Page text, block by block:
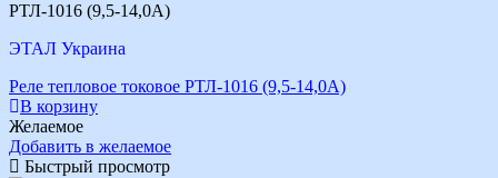
РТЛ-1016 (9,5-14,0А)
ЭТАЛ Украина
Реле тепловое токовое РТЛ-1016 (9,5-14,0А)
В корзину
Желаемое
Добавить в желаемое
Быстрый просмотр